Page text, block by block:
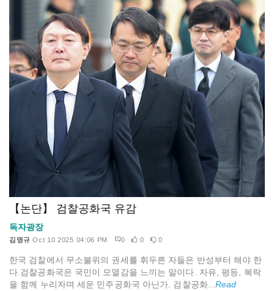
【논단】 검찰공화국 유감
독자광장
김명규 Oct 10 2025 04:06 PM 0 0 0
한국 검찰에서 무소불위의 권세를 휘두른 자들은 반성부터 해야 한
다.검찰공화국은 국민이 모멸감을 느끼는 말이다. 자유, 평등, 복락
을 함께 누리자며 세운 민주공화국 아닌가. 검찰공화...Read